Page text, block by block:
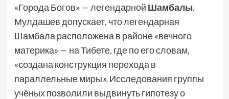
«Города Богов» — легендарной Шамбалы.
Мулдашев допускает, что легендарная
Шамбала расположена в районе «вечного
материка» — на Тибете, где по его словам,
«создана конструкция перехода в
параллельные миры».Исследования группы
учёных позволили выдвинуть гипотезу о